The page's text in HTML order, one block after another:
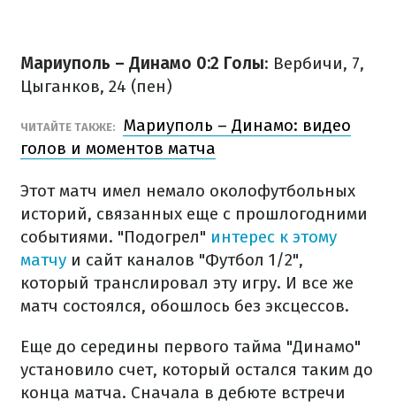
Мариуполь – Динамо 0:2 Голы: Вербичи, 7,
Цыганков, 24 (пен)
ЧИТАЙТЕ ТАКЖЕ:
Мариуполь – Динамо: видео
голов и моментов матча
Этот матч имел немало околофутбольных
историй, связанных еще с прошлогодними
событиями. "Подогрел" интерес к этому
матчу и сайт каналов "Футбол 1/2",
который транслировал эту игру. И все же
матч состоялся, обошлось без эксцессов.
Еще до середины первого тайма "Динамо"
установило счет, который остался таким до
конца матча. Сначала в дебюте встречи